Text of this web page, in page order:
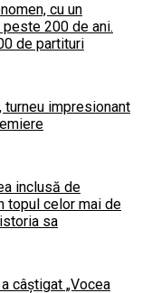
cu un
200 de ani.
de partituri
turneu impresionant
inclusă de
topul celor mai de
sa
câștigat „Vocea